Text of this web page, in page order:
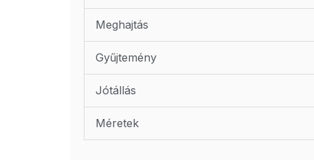
Meghajtás
Gyűjtemény
Jótállás
Méretek